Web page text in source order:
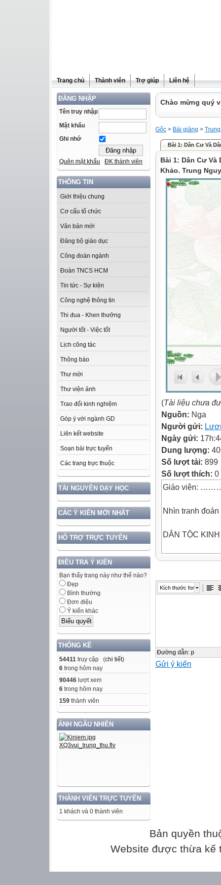
Trang chủ Thành viên Trợ giúp Liên hệ
ĐĂNG NHẬP
Tên truy nhập
Mật khẩu
Ghi nhớ
Quên mật khẩu ĐK thành viên
THÔNG TIN
Giới thiệu chung
Cơ cấu tổ chức
Văn bản mới
Đảng bộ giáo dục
Công đoàn ngành
Đoàn TNCS HCM
Tin tức - Sự kiện
Công nghệ thông tin
Thi đua - Khen thưởng
Người tốt - Việc tốt
Lịch công tác
Thông báo
Thư mời
Thư viện ảnh
Trao đổi kinh nghiệm
Góp ý với ngành GD
Liên kết website
Soạn bài trực tuyến
Các trang trực thuộc
TÀI NGUYÊN DẠY HỌC
CÁC Ý KIẾN MỚI NHẤT
HỖ TRỢ TRỰC TUYẾN
ĐIỀU TRA Ý KIẾN
Bạn thấy trang này như thế nào?
Đẹp
Bình thường
Đơn điệu
Ý kiến khác
THỐNG KÊ
54411 truy cập (chi tiết)
6 trong hôm nay
90446 lượt xem
6 trong hôm nay
159 thành viên
ẢNH NGẪU NHIÊN
THÀNH VIÊN TRỰC TUYẾN
1 khách và 0 thành viên
Chào mừng quý
Gốc > Bài giảng >
Bài 1: Dân Cư Và
Bài 1: Dân Cư
Khảo. Trung
(Tài liệu chưa
Nguồn: Nga
Người gửi:
Ngày gửi:
Dung lượng:
Số lượt tải: 899
Số lượt thích: 0
Giáo viên:
Nhìn tranh đoán
DÂN TỘC KINH
Nhìn tranh đoán
Nhìn tranh đoán
DÂN TỘC GIA-
Kích thước font
Đường dẫn: p
Gửi ý kiến
Bản quyền
Website được thừa